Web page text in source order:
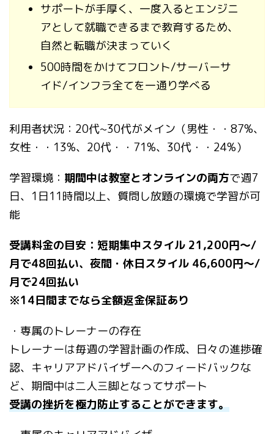
サポートが手厚く、一度入るとエンジニ
アとして就職できるまで教育するため、
自然と転職が決まっていく
500時間をかけてフロント/サーバーサ
イド/インフラ全てを一通り学べる
利用者状況：20代~30代がメイン（男性・・87%、
女性・・13%、20代・・71%、30代・・24%）
学習環境： 期間中は教室とオンラインの両方で週7
日、1日11時間以上、質問し放題の環境で学習が可
能
受講料金の目安：短期集中スタイル 21,200円〜/
月で48回払い、夜間・休日スタイル 46,600円～/
月で24回払い
※14日間までなら全額返金保証あり
・専属のトレーナーの存在
トレーナーは毎週の学習計画の作成、日々の進捗確
認、キャリアアドバイザーへのフィードバックな
ど、期間中は二人三脚となってサポート
受講の挫折を極力防止することができます。